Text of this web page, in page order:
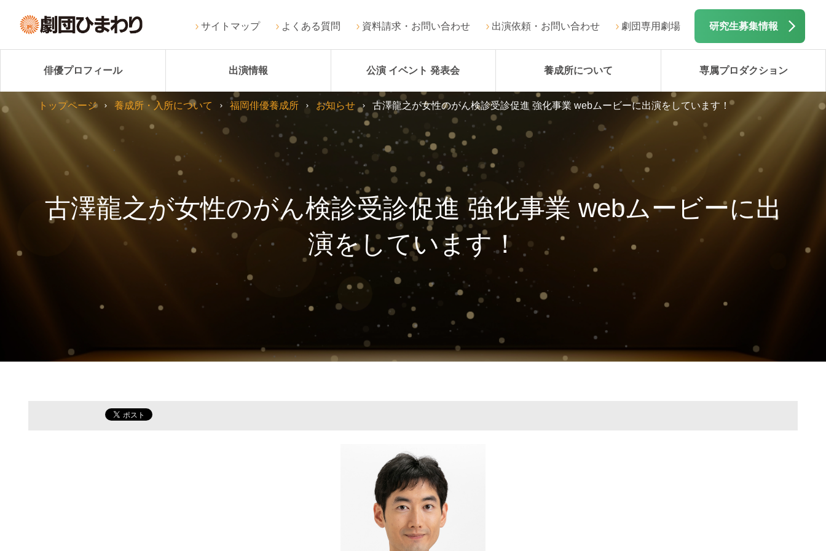
サイトマップ よくある質問 資料請求・お問い合わせ 出演依頼・お問い合わせ 劇団専用劇場 研究生募集情報
俳優プロフィール 出演情報 公演 イベント 発表会 養成所について 専属プロダクション
古澤龍之が女性のがん検診受診促進 強化事業 webムービーに出
演をしています！
トップページ 養成所・入所について 福岡俳優養成所 お知らせ 古澤龍之が女性のがん検診受診促進 強化事業 webムービーに出演をしています！